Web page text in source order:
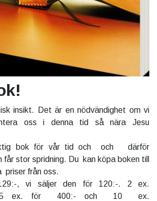
insikt. Det är en nödvändighet om vi
oss i denna tid så nära Jesu
bok för vår tid och och därför
stor spridning. Du kan köpa boken till
priser från oss.
, vi säljer den för 120:-. 2 ex.
ex. för 400:- och 10 ex.